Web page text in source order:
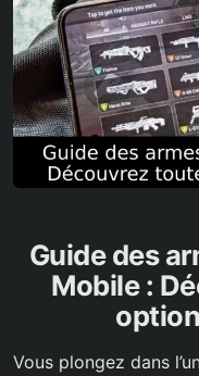
Guide des
Mobile :
Vous plongez dans